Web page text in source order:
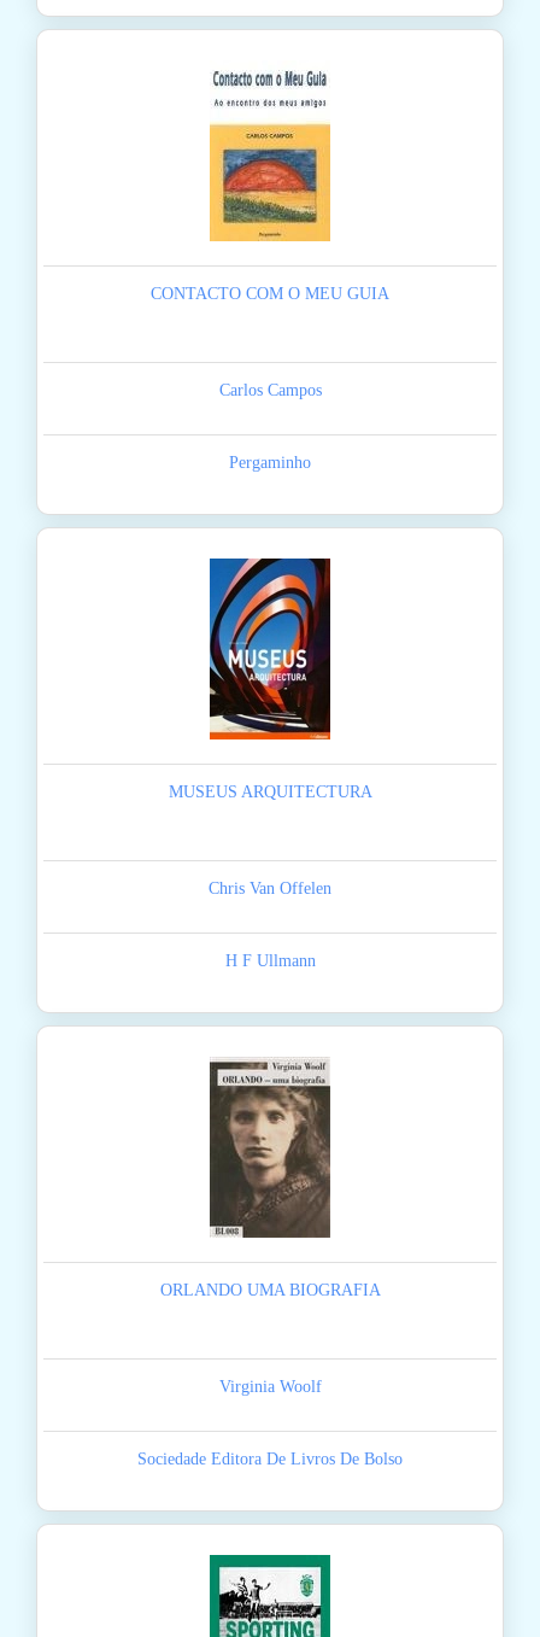
CONTACTO COM O MEU GUIA
Carlos Campos
Pergaminho
MUSEUS ARQUITECTURA
Chris Van Offelen
H F Ullmann
ORLANDO UMA BIOGRAFIA
Virginia Woolf
Sociedade Editora De Livros De Bolso